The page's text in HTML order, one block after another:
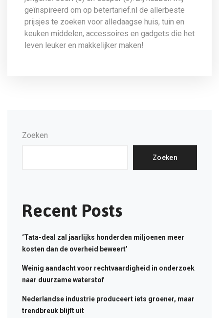
geïnspireerd om op betertarief.nl de allerbeste
prijsjes te zoeken voor alledaagse huis, tuin en
keuken middelen, accessoires en gadgets die het
leven leuker en makkelijker maken!
Zoeken
Zoeken
Recent Posts
‘Tata-deal zal jaarlijks honderden miljoenen meer
kosten dan de overheid beweert’
Weinig aandacht voor rechtvaardigheid in onderzoek
naar duurzame waterstof
Nederlandse industrie produceert iets groener, maar
trendbreuk blijft uit